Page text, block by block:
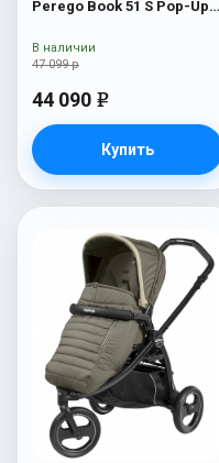
Perego Book 51 S Pop-Up
White/Black) Urban Denim
47 099 р
44 090 e
Купить
В наличии